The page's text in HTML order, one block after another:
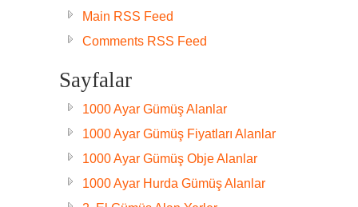
Main RSS Feed
Comments RSS Feed
Sayfalar
1000 Ayar Gümüş Alanlar
1000 Ayar Gümüş Fiyatları Alanlar
1000 Ayar Gümüş Obje Alanlar
1000 Ayar Hurda Gümüş Alanlar